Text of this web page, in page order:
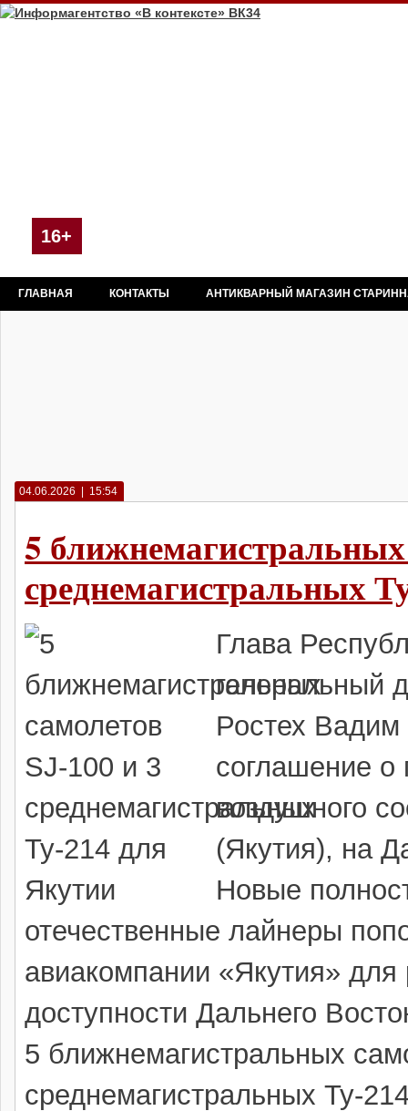
16+
ГЛАВНАЯ КОНТАКТЫ АНТИКВАРНЫЙ МАГАЗИН
04.06.2026 | 15:54
5
среднемагистральных
Глава
генеральный
Ростех
соглашение о
воздушного
(Якутия), на
Новые
отечественные лайнеры
авиакомпании «Якутия» для
доступности Дальнего
5 ближнемагистральных
среднемагистральных Ту-